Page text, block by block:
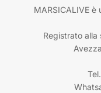
MARSICALIVE
Registrato